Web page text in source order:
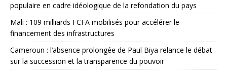
populaire en cadre idéologique de la refondation du pays
Mali : 109 milliards FCFA mobilisés pour accélérer le
financement des infrastructures
Cameroun : l’absence prolongée de Paul Biya relance le débat
sur la succession et la transparence du pouvoir